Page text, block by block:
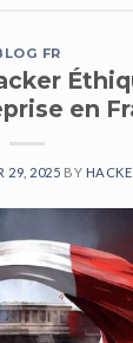
FR
en
29, 2025 BY